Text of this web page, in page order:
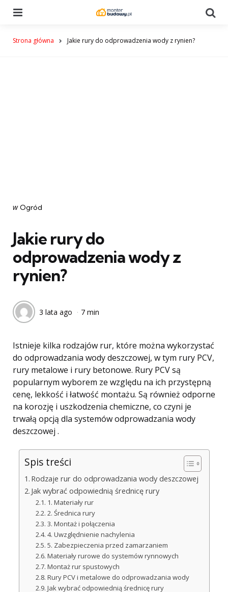
Strona główna Jakie rury do odprowadzenia wody z rynien?
Categories
post
w Ogród
Jakie rury do
odprowadzenia wody z
rynien?
3 lata ago 7 min
Istnieje kilka rodzajów rur, które można wykorzystać
do odprowadzania wody deszczowej, w tym rury PCV,
rury metalowe i rury betonowe. Rury PCV są
popularnym wyborem ze względu na ich przystępną
cenę, lekkość i łatwość montażu. Są również odporne
na korozję i uszkodzenia chemiczne, co czyni je
trwałą opcją dla systemów odprowadzania wody
deszczowej .
Spis treści
Rodzaje rur do odprowadzania wody deszczowej
Jak wybrać odpowiednią średnicę rury
1. Materiały rur
2. Średnica rury
3. Montaż i połączenia
4. Uwzględnienie nachylenia
5. Zabezpieczenia przed zamarzaniem
Materiały rurowe do systemów rynnowych
Montaż rur spustowych
Rury PCV i metalowe do odprowadzania wody
Jak wybrać odpowiednią średnicę rury